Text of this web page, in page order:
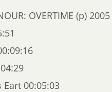
OVERTIME (p)
Eart 00:05:03